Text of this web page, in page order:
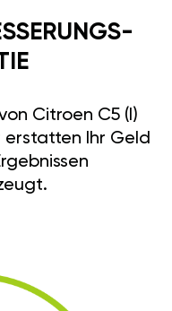
Citroen C5 (I)
erstatten Ihr Geld